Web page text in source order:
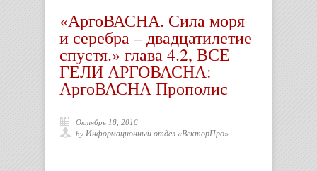
«АргоВАСНА. Сила моря
и серебра – двадцатилетие
спустя.» глава 4.2, ВСЕ
ГЕЛИ АРГОВАСНА:
АргоВАСНА Прополис
Октябрь 18, 2016
by Информационный отдел «ВекторПро»